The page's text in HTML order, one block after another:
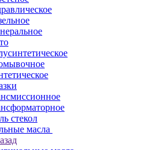
стекол
масла